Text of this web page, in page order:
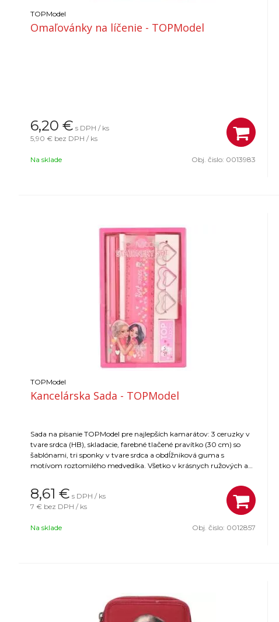
TOPModel
Omaľovánky na líčenie - TOPModel
6,20 € s DPH / ks
5,90 € bez DPH / ks
Na sklade Obj. čislo: 0013983
TOPModel
Kancelárska Sada - TOPModel
Sada na písanie TOPModel pre najlepších kamarátov: 3 ceruzky v
tvare srdca (HB), skladacie, farebné tlačené pravítko (30 cm) so
šablónami, tri sponky v tvare srdca a obdĺžniková guma s
motívom roztomilého medvedíka. Všetko v krásnych ružových a
8,61 € s DPH / ks
7 € bez DPH / ks
Na sklade Obj. čislo: 0012857